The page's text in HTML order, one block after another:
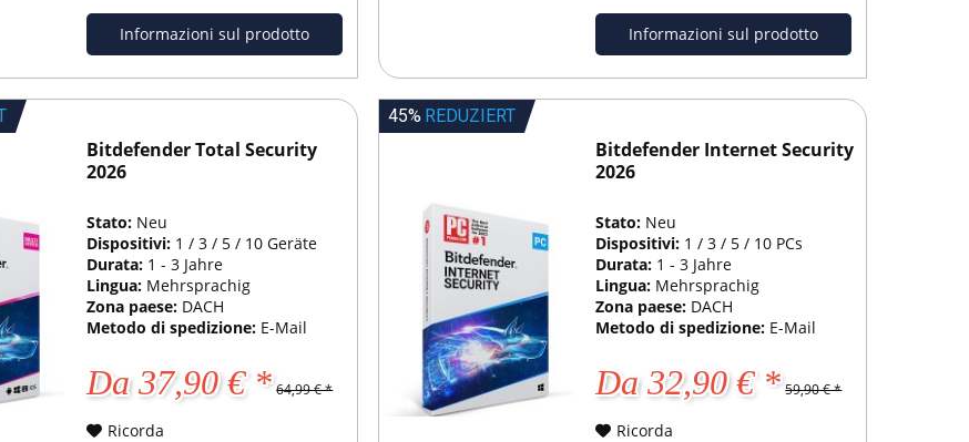
Informazioni sul prodotto Informazioni sul prodotto
Bitdefender Total Security
2026
Stato: Neu
Dispositivi: 1 / 3 / 5 / 10 Geräte
Durata: 1 - 3 Jahre
Lingua: Mehrsprachig
Zona paese: DACH
Metodo di spedizione: E-Mail
Da 37,90 € * 64,99 € *
Ricorda
45% REDUZIERT
Bitdefender Internet Security
2026
Stato: Neu
Dispositivi: 1 / 3 / 5 / 10 PCs
Durata: 1 - 3 Jahre
Lingua: Mehrsprachig
Zona paese: DACH
Metodo di spedizione: E-Mail
Da 32,90 € * 59,90 € *
Ricorda